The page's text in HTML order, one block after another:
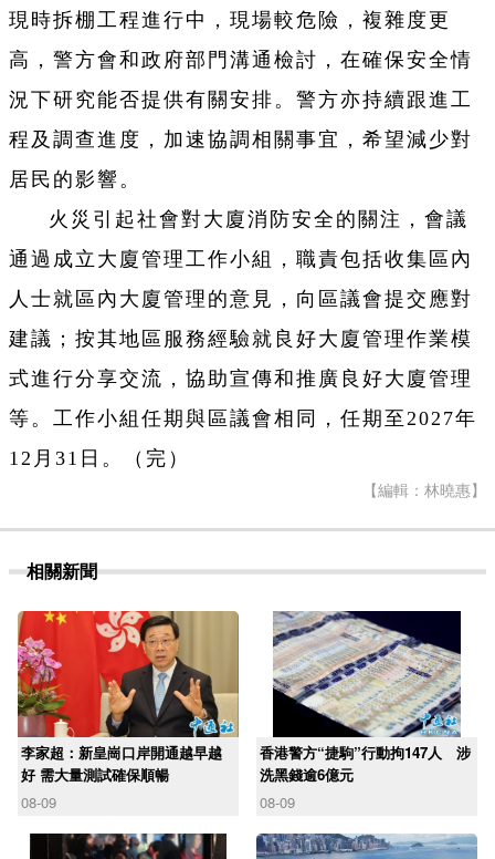
現時拆棚工程進行中，現場較危險，複雜度更
高，警方會和政府部門溝通檢討，在確保安全情
況下研究能否提供有關安排。警方亦持續跟進工
程及調查進度，加速協調相關事宜，希望減少對
居民的影響。
火災引起社會對大廈消防安全的關注，會議
通過成立大廈管理工作小組，職責包括收集區內
人士就區內大廈管理的意見，向區議會提交應對
建議；按其地區服務經驗就良好大廈管理作業模
式進行分享交流，協助宣傳和推廣良好大廈管理
等。工作小組任期與區議會相同，任期至2027年
12月31日。（完）
【編輯：林曉惠】
相關新聞
李家超：新皇崗口岸開通越早越
好 需大量測試確保順暢
08-09
香港警方“捷駒”行動拘147人 涉
洗黑錢逾6億元
08-09